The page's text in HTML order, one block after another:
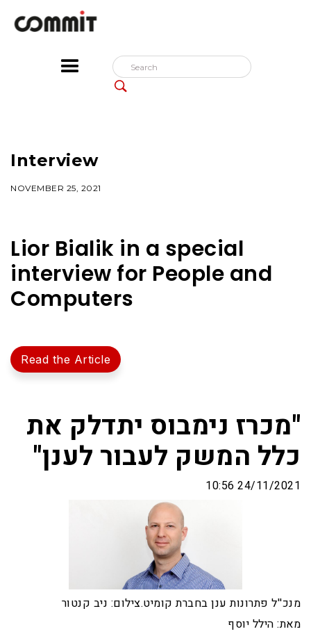
Interview
NOVEMBER 25, 2021
Lior Bialik in a special
interview for People and
Computers
Read the Article
"מכרז נימבוס יתדלק את
כלל המשק לעבור לענן"
24/11/2021 10:56
מנכ''ל פתרונות ענן בחברת קומיט.צילום: ניב קנטור
מאת: הילל יוסף